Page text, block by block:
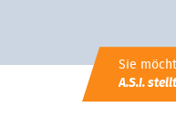
Sie
A.S.I.